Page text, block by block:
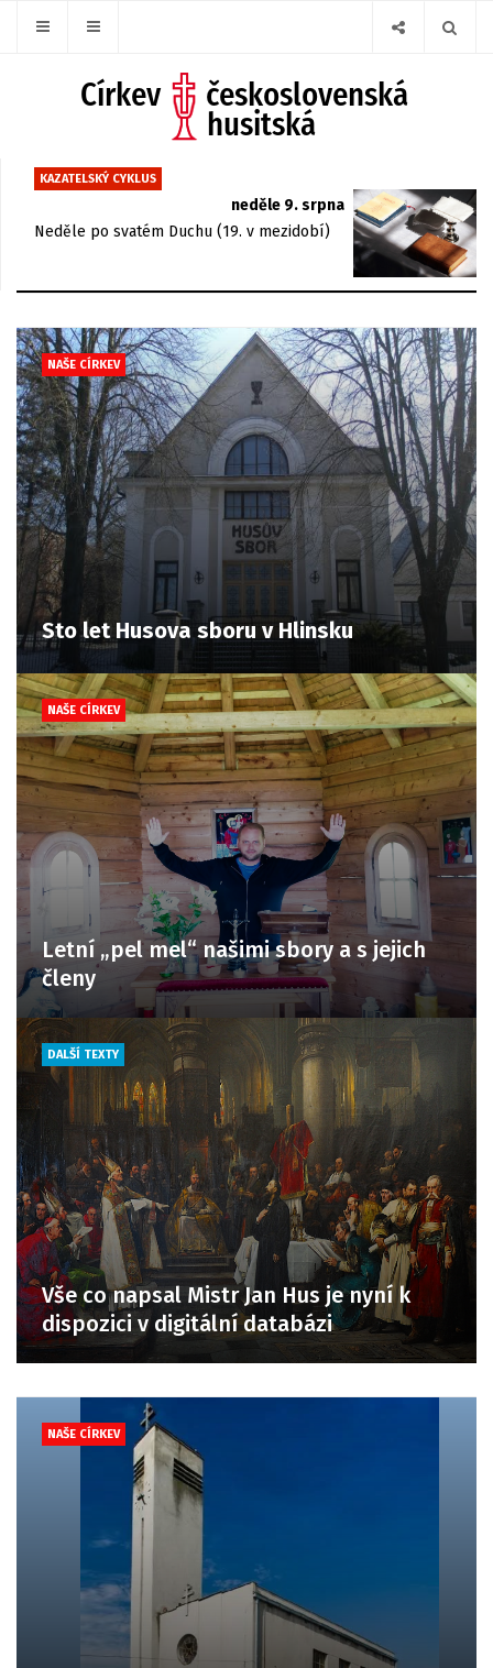
KAZATELSKÝ CYKLUS
neděle 9. srpna
Neděle po svatém Duchu (19. v mezidobí)
NAŠE CÍRKEV
Sto let Husova sboru v Hlinsku
NAŠE CÍRKEV
Letní „pel mel“ našimi sbory a s jejich
členy
DALŠÍ TEXTY
Vše co napsal Mistr Jan Hus je nyní k
dispozici v digitální databázi
NAŠE CÍRKEV